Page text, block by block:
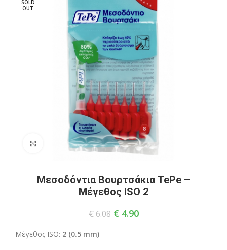
SOLD
OUT
Click to enlarge
Μεσοδόντια Βουρτσάκια TePe –
Μέγεθος ISO 2
€6.08 € 4.90
Μέγεθος ISO: 2 (0.5 mm)